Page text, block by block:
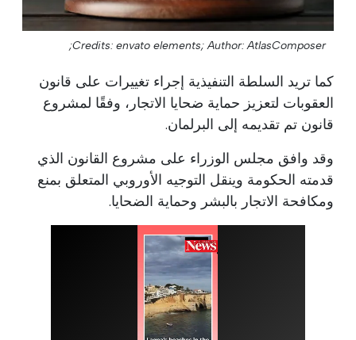
Credits: envato elements; Author: AtlasComposer;
كما تريد السلطة التنفيذية إجراء تغييرات على قانون
العقوبات لتعزيز حماية ضحايا الاتجار، وفقًا لمشروع
قانون تم تقديمه إلى البرلمان.
وقد وافق مجلس الوزراء على مشروع القانون الذي
قدمته الحكومة وينقل التوجيه الأوروبي المتعلق بمنع
ومكافحة الاتجار بالبشر وحماية الضحايا.